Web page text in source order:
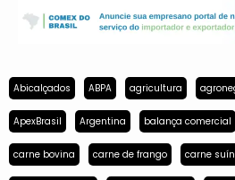
Abicalçados ABPA agricultura
ApexBrasil Argentina balança comercial
carne bovina carne de frango carne